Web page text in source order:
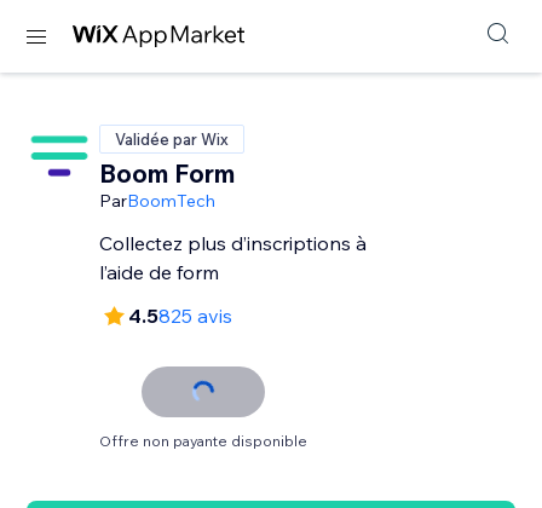
Validée par Wix
Boom Form
ParBoomTech
Collectez plus d’inscriptions à
l’aide de form
4.5825 avis
Offre non payante disponible